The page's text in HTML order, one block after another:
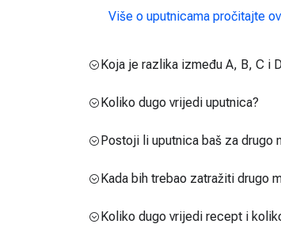
Više o uputnicama pročitajte
Koja je razlika između A, B, C i
Koliko dugo vrijedi uputnica?
Postoji li uputnica baš za drugo
Kada bih trebao zatražiti drugo
Koliko dugo vrijedi recept i